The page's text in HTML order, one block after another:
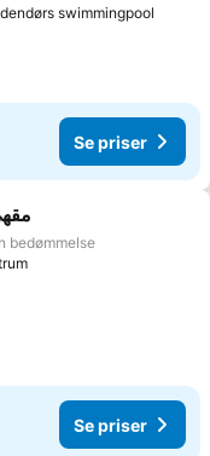
swimmingpool
Se priser
bedømmelse
Se priser